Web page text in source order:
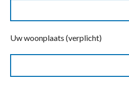
Uw woonplaats (verplicht)